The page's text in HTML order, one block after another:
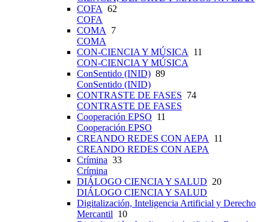
COFA 62
COFA
COMA
7
COMA
CON-CIENCIA Y MÚSICA
11
CON-CIENCIA Y MÚSICA
ConSentido (INID) 89
ConSentido (INID)
CONTRASTE DE FASES 74
CONTRASTE DE FASES
Cooperación EPSO 11
Cooperación EPSO
CREANDO REDES CON AEPA
11
CREANDO REDES CON AEPA
Crímina 33
Crímina
DIÁLOGO CIENCIA Y SALUD 20
DIÁLOGO CIENCIA Y SALUD
Digitalización, Inteligencia Artificial y Derecho
Mercantil 10